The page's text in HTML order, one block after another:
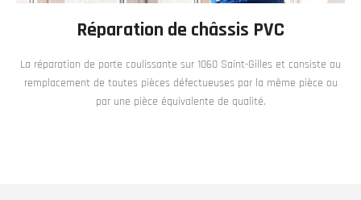
Réparation de châssis PVC
La réparation de porte coulissante sur 1060 Saint-Gilles et consiste au
remplacement de toutes pièces défectueuses par la même pièce ou
par une pièce équivalente de qualité.